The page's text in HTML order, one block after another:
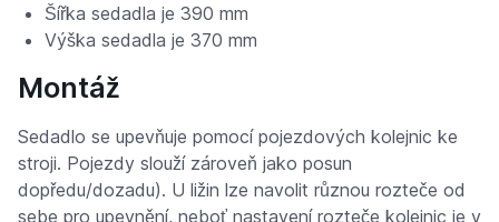
Šířka sedadla je 390 mm
Výška sedadla je 370 mm
Montáž
Sedadlo se upevňuje pomocí pojezdových kolejnic ke
stroji. Pojezdy slouží zároveň jako posun
dopředu/dozadu). U ližin lze navolit různou rozteče od
sebe pro upevnění, neboť nastavení rozteče kolejnic je v